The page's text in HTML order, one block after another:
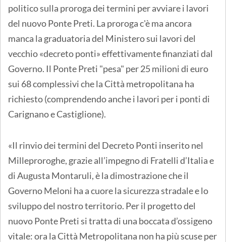
politico sulla proroga dei termini per avviare i lavori
del nuovo Ponte Preti. La proroga c'è ma ancora
manca la graduatoria del Ministero sui lavori del
vecchio «decreto ponti» effettivamente finanziati dal
Governo. Il Ponte Preti "pesa" per 25 milioni di euro
sui 68 complessivi che la Città metropolitana ha
richiesto (comprendendo anche i lavori per i ponti di
Carignano e Castiglione).
«Il rinvio dei termini del Decreto Ponti inserito nel
Milleproroghe, grazie all’impegno di Fratelli d’Italia e
di Augusta Montaruli, è la dimostrazione che il
Governo Meloni ha a cuore la sicurezza stradale e lo
sviluppo del nostro territorio. Per il progetto del
nuovo Ponte Preti si tratta di una boccata d’ossigeno
vitale: ora la Città Metropolitana non ha più scuse per